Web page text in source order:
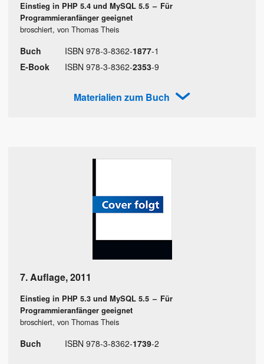
Einstieg in PHP 5.4 und MySQL 5.5 – Für
Programmieranfänger geeignet
broschiert, von Thomas Theis
Buch ISBN 978-3-8362-1877-1
E-Book
ISBN 978-3-8362-2353-9
Materialien zum Buch
7. Auflage,2011
Einstieg in PHP 5.3 und MySQL 5.5 – Für
Programmieranfänger geeignet
broschiert, von Thomas Theis
Buch ISBN 978-3-8362-1739-2